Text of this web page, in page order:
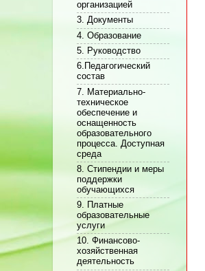
организацией
3. Документы
4. Образование
5. Руководство
6.Педагогический
состав
7. Материально-
техническое
обеспечение и
оснащенность
образовательного
процесса. Доступная
среда
8. Стипендии и меры
поддержки
обучающихся
9. Платные
образовательные
услуги
10. Финансово-
хозяйственная
деятельность